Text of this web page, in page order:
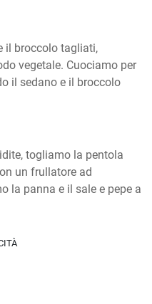
il broccolo tagliati,
vegetale. Cuociamo per
il sedano e il broccolo
togliamo la pentola
un frullatore ad
la panna e il sale e pepe a